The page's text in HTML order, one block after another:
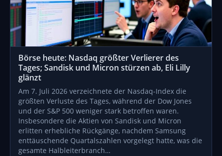
Börse heute: Nasdaq größter Verlierer des
Tages; Sandisk und Micron stürzen ab, Eli Lilly
glänzt
Am 7. Juli 2026 verzeichnete der Nasdaq-Index die
größten Verluste des Tages, während der Dow Jones
und der S&P 500 weniger stark betroffen waren.
Insbesondere die Aktien von Sandisk und Micron
erlitten erhebliche Rückgänge, nachdem Samsung
enttäuschende Quartalszahlen vorgelegt hatte, was die
gesamte Halbleiterbranch…